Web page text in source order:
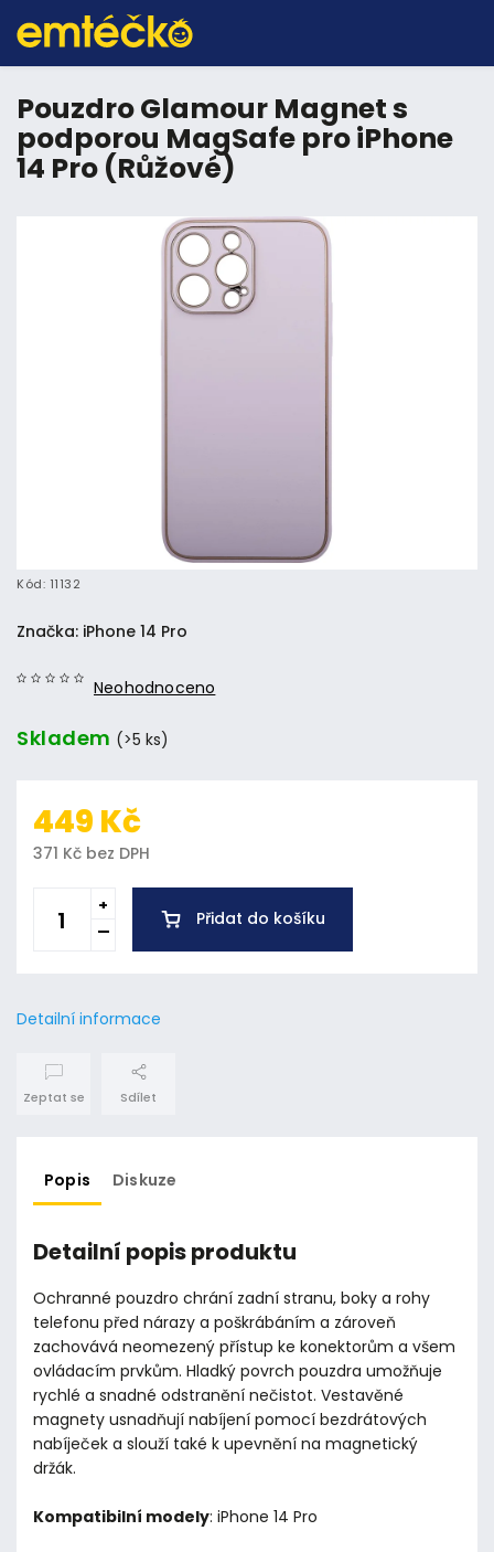
Pouzdro Glamour Magnet s
podporou MagSafe pro iPhone
14 Pro (Růžové)
Kód: 11132
Neohodnoceno
Značka: iPhone 14 Pro
Skladem (>5 ks)
449 Kč
371 Kč bez DPH
Přidat do košíku
Detailní informace
Zeptat se Sdílet
Popis Diskuze
Detailní popis produktu
Ochranné pouzdro chrání zadní stranu, boky a rohy
telefonu před nárazy a poškrábáním a zároveň
zachovává neomezený přístup ke konektorům a všem
ovládacím prvkům. Hladký povrch pouzdra umožňuje
rychlé a snadné odstranění nečistot. Vestavěné
magnety usnadňují nabíjení pomocí bezdrátových
nabíječek a slouží také k upevnění na magnetický
držák.
Kompatibilní modely: iPhone 14 Pro